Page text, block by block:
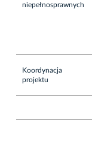
niepełnosprawnych
Koordynacja
projektu